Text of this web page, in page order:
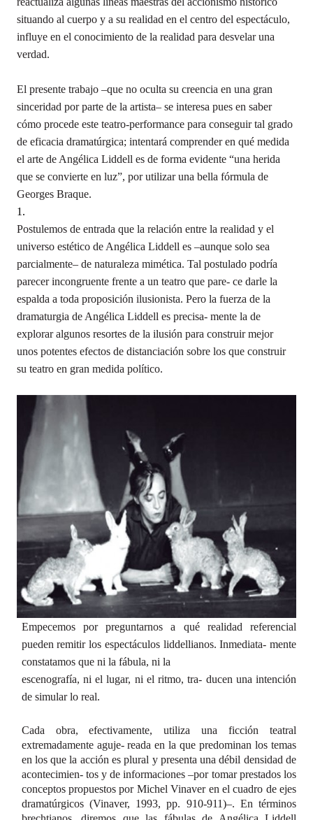
situando al cuerpo y a su realidad en el centro del espectáculo,
influye en el conocimiento de la realidad para desvelar una
verdad.
El presente trabajo –que no oculta su creencia en una gran
sinceridad por parte de la artista– se interesa pues en saber
cómo procede este teatro-performance para conseguir tal grado
de eficacia dramatúrgica; intentará comprender en qué medida
el arte de Angélica Liddell es de forma evidente “una herida
que se convierte en luz”, por utilizar una bella fórmula de
Georges Braque.
Postulemos de entrada que la relación entre la realidad y el
universo estético de Angélica Liddell es –aunque solo sea
parcialmente– de naturaleza mimética. Tal postulado podría
parecer incongruente frente a un teatro que pare- ce darle la
espalda a toda proposición ilusionista. Pero la fuerza de la
dramaturgia de Angélica Liddell es precisa- mente la de
explorar algunos resortes de la ilusión para construir mejor
unos potentes efectos de distanciación sobre los que construir
su teatro en gran medida político.
Empecemos por preguntarnos a qué realidad referencial
pueden remitir los espectáculos liddellianos. Inmediata- mente
constatamos que ni la fábula, ni la
escenografía, ni el lugar, ni el ritmo, tra- ducen una intención
de simular lo real.
Cada obra, efectivamente, utiliza una ficción teatral
extremadamente aguje- reada en la que predominan los temas
en los que la acción es plural y presenta una débil densidad de
acontecimien- tos y de informaciones –por tomar prestados los
conceptos propuestos por Michel Vinaver en el cuadro de ejes
dramatúrgicos (Vinaver, 1993, pp. 910-911)–. En términos